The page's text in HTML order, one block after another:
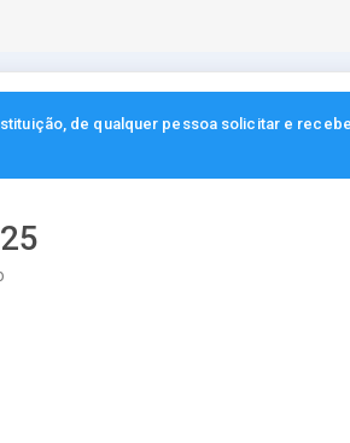
de qualquer pessoa solicitar e